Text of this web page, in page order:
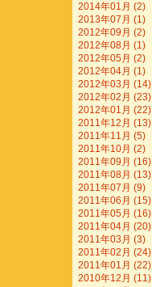
2014年01月 (2)
2013年07月 (1)
2012年09月 (2)
2012年08月 (1)
2012年05月 (2)
2012年04月 (1)
2012年03月 (14)
2012年02月 (23)
2012年01月 (22)
2011年12月 (13)
2011年11月 (5)
2011年10月 (2)
2011年09月 (16)
2011年08月 (13)
2011年07月 (9)
2011年06月 (15)
2011年05月 (16)
2011年04月 (20)
2011年03月 (3)
2011年02月 (24)
2011年01月 (22)
2010年12月 (11)